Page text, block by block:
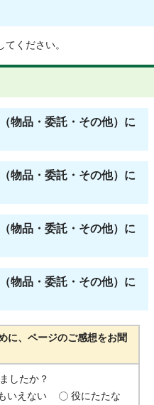
ください。
物品・委託・その他）に
物品・委託・その他）に
物品・委託・その他）に
物品・委託・その他）に
に、ページのご感想をお聞
したか？
いえない
役にたたな